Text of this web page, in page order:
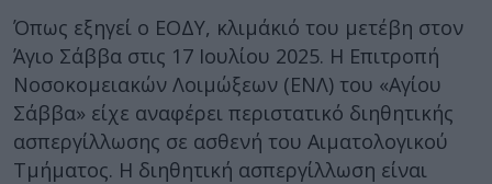
Όπως εξηγεί ο ΕΟΔΥ, κλιμάκιό του μετέβη στον
Άγιο Σάββα στις 17 Ιουλίου 2025. Η Επιτροπή
Νοσοκομειακών Λοιμώξεων (ΕΝΛ) του «Αγίου
Σάββα» είχε αναφέρει περιστατικό διηθητικής
ασπεργίλλωσης σε ασθενή του Αιματολογικού
Τμήματος. Η διηθητική ασπεργίλλωση είναι